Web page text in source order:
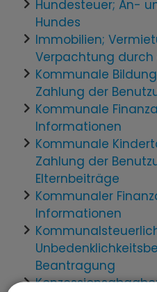
Hundesteuer; An-
Hundes
Immobilien;
Verpachtung
Kommunale
Zahlung der
Kommunale
Informationen
Kommunale
Zahlung der
Elternbeiträge
Kommunaler
Informationen
Beantragung